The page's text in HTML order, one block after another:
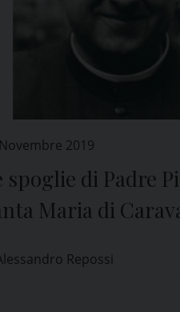
2019
spoglie di Padre
Maria di
Repossi